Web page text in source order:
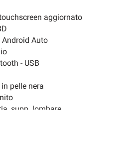
Speakerphone
aggiornato
Auto
- USB
pelle nera
supp. lombare